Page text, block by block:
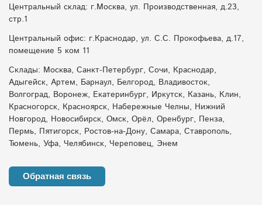
Центральный склад: г.Москва, ул. Производственная, д.23,
стр.1
Центральный офис: г.Краснодар, ул. С.С. Прокофьева, д.17,
помещение 5 ком 11
Склады: Москва, Санкт-Петербург, Сочи, Краснодар,
Адыгейск, Артем, Барнаул, Белгород, Владивосток,
Волгоград, Воронеж, Екатеринбург, Иркутск, Казань, Клин,
Красногорск, Красноярск, Набережные Челны, Нижний
Новгород, Новосибирск, Омск, Орёл, Оренбург, Пенза,
Пермь, Пятигорск, Ростов-на-Дону, Самара, Ставрополь,
Тюмень, Уфа, Челябинск, Череповец, Энем
Обратная связь